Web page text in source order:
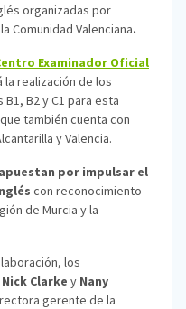
organizadas por
Comunidad Valenciana.
Examinador Oficial
la realización de los
B2 y C1 para esta
también cuenta con
y Valencia.
por impulsar el
con reconocimiento
de Murcia y la
los
Nick Clarke y Nany
gerente de la